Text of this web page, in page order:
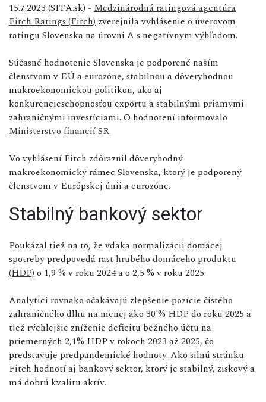
15.7.2023 (SITA.sk) - Medzinárodná ratingová agentúra
Fitch Ratings (Fitch) zverejnila vyhlásenie o úverovom
ratingu Slovenska na úrovni A s negatívnym výhľadom.
Súčasné hodnotenie Slovenska je podporené naším
členstvom vEÚaeurozóne, stabilnou a dôveryhodnou
makroekonomickou politikou, ako aj
konkurencieschopnosťou exportu a stabilnými priamymi
zahraničnými investíciami. O hodnotení informovalo
Ministerstvo financií SR.
Vo vyhlásení Fitch zdôraznil dôveryhodný
makroekonomický rámec Slovenska, ktorý je podporený
členstvom v Európskej únii a eurozóne.
Stabilný bankový sektor
Poukázal tiež na to, že vďaka normalizácii domácej
spotreby predpovedá rasthrubého domáceho produktu
(HDP)o 1,9 % v roku 2024 a o 2,5 % v roku 2025.
Analytici rovnako očakávajú zlepšenie pozície čistého
zahraničného dlhu na menej ako 30 % HDP do roku 2025 a
tiež rýchlejšie zníženie deficitu bežného účtu na
priemerných 2,1% HDP v rokoch 2023 až 2025, čo
predstavuje predpandemické hodnoty. Ako silnú stránku
Fitch hodnotí aj bankový sektor, ktorý je stabilný, ziskový a
má dobrú kvalitu aktív.